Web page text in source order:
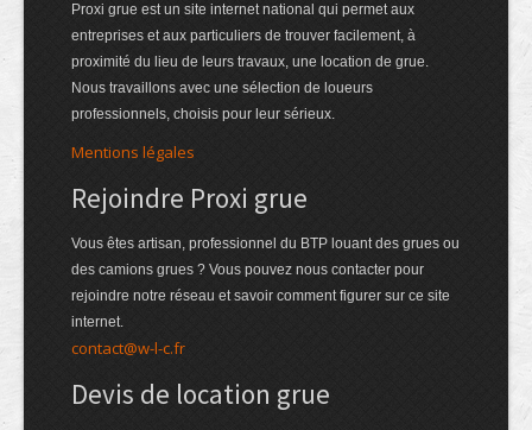
Proxi grue est un site internet national qui permet aux
entreprises et aux particuliers de trouver facilement, à
proximité du lieu de leurs travaux, une location de grue.
Nous travaillons avec une sélection de loueurs
professionnels, choisis pour leur sérieux.
Mentions légales
Rejoindre Proxi grue
Vous êtes artisan, professionnel du BTP louant des grues ou
des camions grues ? Vous pouvez nous contacter pour
rejoindre notre réseau et savoir comment figurer sur ce site
internet.
contact@w-l-c.fr
Devis de location grue